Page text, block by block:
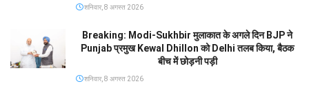
शनिवार, 8 अगस्त 2026
Breaking: Modi-Sukhbir मुलाकात के अगले दिन BJP ने
Punjab प्रमुख Kewal Dhillon को Delhi तलब किया, बैठक
बीच में छोड़नी पड़ी
शनिवार, 8 अगस्त 2026